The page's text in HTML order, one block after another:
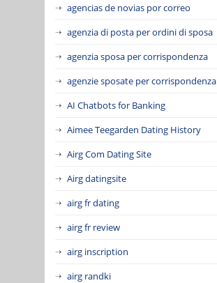
agencias de novias por correo
agenzia di posta per ordini di sposa
agenzia sposa per corrispondenza
agenzie sposate per corrispondenza
AI Chatbots for Banking
Aimee Teegarden Dating History
Airg Com Dating Site
Airg datingsite
airg fr dating
airg fr review
airg inscription
airg randki